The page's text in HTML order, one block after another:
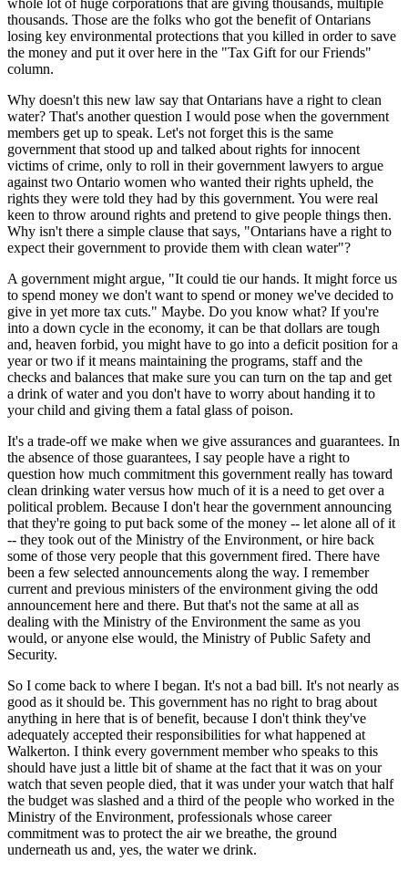
thousands. Those are the folks who got the benefit of Ontarians
losing key environmental protections that you killed in order to save
the money and put it over here in the "Tax Gift for our Friends"
column.
Why doesn't this new law say that Ontarians have a right to clean
water? That's another question I would pose when the government
members get up to speak. Let's not forget this is the same
government that stood up and talked about rights for innocent
victims of crime, only to roll in their government lawyers to argue
against two Ontario women who wanted their rights upheld, the
rights they were told they had by this government. You were real
keen to throw around rights and pretend to give people things then.
Why isn't there a simple clause that says, "Ontarians have a right to
expect their government to provide them with clean water"?
A government might argue, "It could tie our hands. It might force us
to spend money we don't want to spend or money we've decided to
give in yet more tax cuts." Maybe. Do you know what? If you're
into a down cycle in the economy, it can be that dollars are tough
and, heaven forbid, you might have to go into a deficit position for a
year or two if it means maintaining the programs, staff and the
checks and balances that make sure you can turn on the tap and get
a drink of water and you don't have to worry about handing it to
your child and giving them a fatal glass of poison.
It's a trade-off we make when we give assurances and guarantees. In
the absence of those guarantees, I say people have a right to
question how much commitment this government really has toward
clean drinking water versus how much of it is a need to get over a
political problem. Because I don't hear the government announcing
that they're going to put back some of the money -- let alone all of it
-- they took out of the Ministry of the Environment, or hire back
some of those very people that this government fired. There have
been a few selected announcements along the way. I remember
current and previous ministers of the environment giving the odd
announcement here and there. But that's not the same at all as
dealing with the Ministry of the Environment the same as you
would, or anyone else would, the Ministry of Public Safety and
Security.
So I come back to where I began. It's not a bad bill. It's not nearly as
good as it should be. This government has no right to brag about
anything in here that is of benefit, because I don't think they've
adequately accepted their responsibilities for what happened at
Walkerton. I think every government member who speaks to this
should have just a little bit of shame at the fact that it was on your
watch that seven people died, that it was under your watch that half
the budget was slashed and a third of the people who worked in the
Ministry of the Environment, professionals whose career
commitment was to protect the air we breathe, the ground
underneath us and, yes, the water we drink.